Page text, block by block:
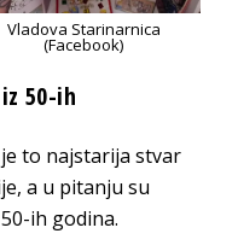
Vladova Starinarnica
(Facebook)
50-ih
to najstarija stvar
a u pitanju su
ih godina.